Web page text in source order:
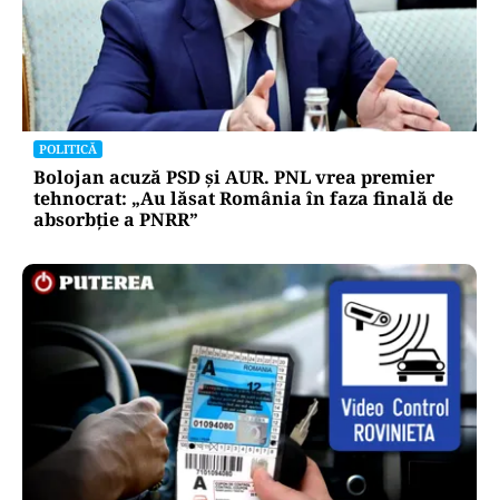
POLITICĂ
Bolojan acuză PSD și AUR. PNL vrea premier
tehnocrat: „Au lăsat România în faza finală de
absorbţie a PNRR”